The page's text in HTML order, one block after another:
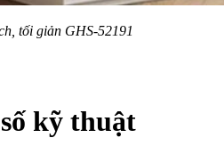
tối giản GHS-52191
kỹ thuật